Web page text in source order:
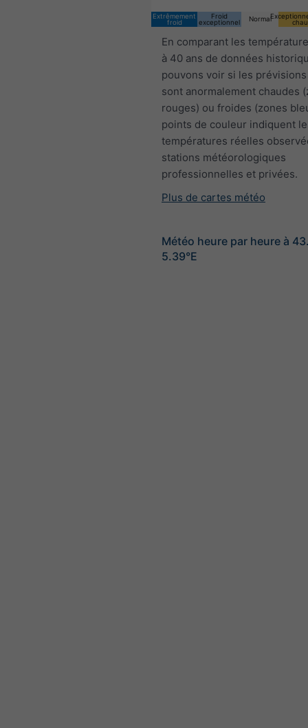
Extrêmement
froid
Froid
exceptionnel
Normal
En comparant les
à 40 ans de données
pouvons voir si les
sont anormalement chaudes
rouges) ou froides (zones
points de couleur indiquent
températures réelles
stations météorologiques
professionnelles et privées.
Plus de cartes météo
Météo heure par heure à
5.39°E